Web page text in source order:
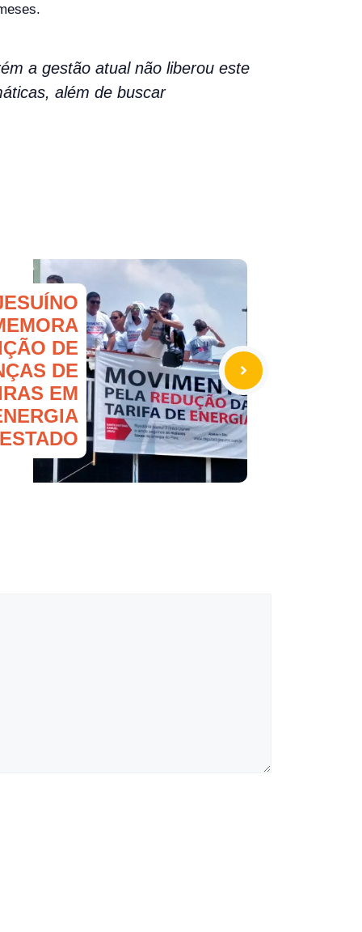
a gestão atual não liberou este
além de buscar
DE
DE
EM